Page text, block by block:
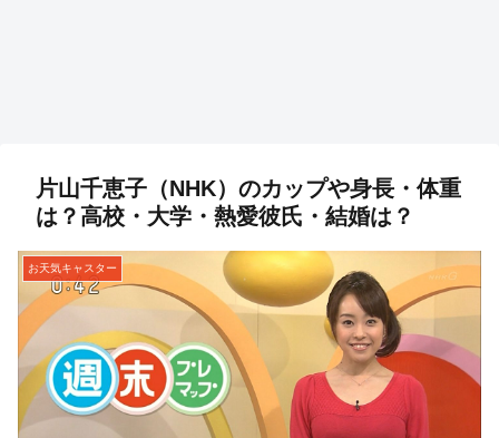
片山千恵子（NHK）のカップや身長・体重
は？高校・大学・熱愛彼氏・結婚は？
お天気キャスター